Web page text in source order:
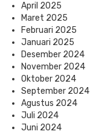
April 2025
Maret 2025
Februari 2025
Januari 2025
Desember 2024
November 2024
Oktober 2024
September 2024
Agustus 2024
Juli 2024
Juni 2024